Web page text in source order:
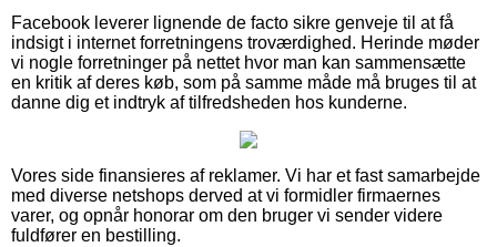
Facebook leverer lignende de facto sikre genveje til at få
indsigt i internet forretningens troværdighed. Herinde møder
vi nogle forretninger på nettet hvor man kan sammensætte
en kritik af deres køb, som på samme måde må bruges til at
danne dig et indtryk af tilfredsheden hos kunderne.
Vores side finansieres af reklamer. Vi har et fast samarbejde
med diverse netshops derved at vi formidler firmaernes
varer, og opnår honorar om den bruger vi sender videre
fuldfører en bestilling.